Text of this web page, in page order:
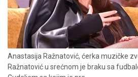
Anastasija Ražnatović, ćerka muzičke
Ražnatović u srećnom je braku sa